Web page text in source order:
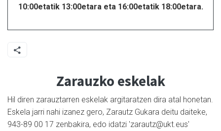
10:00etatik 13:00etara eta 16:00etatik 18:00etara.
Zarauzko eskelak
Hil diren zarauztarren eskelak argitaratzen dira atal honetan.
Eskela jarri nahi izanez gero, Zarautz Gukara deitu daiteke,
943-89 00 17 zenbakira, edo idatzi 'zarautz@ukt.eus'